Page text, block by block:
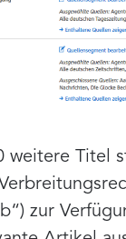
weitere Titel
zur